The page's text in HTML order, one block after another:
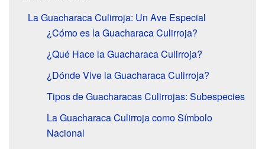
La Guacharaca Culirroja: Un Ave Especial
¿Cómo es la Guacharaca Culirroja?
¿Qué Hace la Guacharaca Culirroja?
¿Dónde Vive la Guacharaca Culirroja?
Tipos de Guacharacas Culirrojas: Subespecies
La Guacharaca Culirroja como Símbolo
Nacional